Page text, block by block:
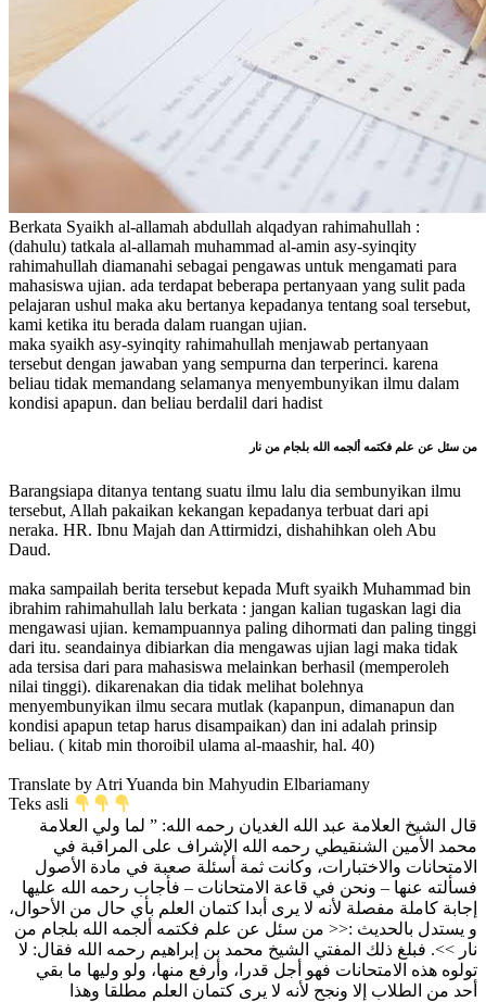
Berkata Syaikh al-allamah abdullah alqadyan rahimahullah :
(dahulu) tatkala al-allamah muhammad al-amin asy-syinqity
rahimahullah diamanahi sebagai pengawas untuk mengamati para
mahasiswa ujian. ada terdapat beberapa pertanyaan yang sulit pada
pelajaran ushul maka aku bertanya kepadanya tentang soal tersebut,
kami ketika itu berada dalam ruangan ujian.
maka syaikh asy-syinqity rahimahullah menjawab pertanyaan
tersebut dengan jawaban yang sempurna dan terperinci. karena
beliau tidak memandang selamanya menyembunyikan ilmu dalam
kondisi apapun. dan beliau berdalil dari hadist
من سئل عن علم فكتمه ألجمه الله بلجام من نار
Barangsiapa ditanya tentang suatu ilmu lalu dia sembunyikan ilmu
tersebut, Allah pakaikan kekangan kepadanya terbuat dari api
neraka. HR. Ibnu Majah dan Attirmidzi, dishahihkan oleh Abu
Daud.
maka sampailah berita tersebut kepada Muft syaikh Muhammad bin
ibrahim rahimahullah lalu berkata : jangan kalian tugaskan lagi dia
mengawasi ujian. kemampuannya paling dihormati dan paling tinggi
dari itu. seandainya dibiarkan dia mengawas ujian lagi maka tidak
ada tersisa dari para mahasiswa melainkan berhasil (memperoleh
nilai tinggi). dikarenakan dia tidak melihat bolehnya
menyembunyikan ilmu secara mutlak (kapanpun, dimanapun dan
kondisi apapun tetap harus disampaikan) dan ini adalah prinsip
beliau. ( kitab min thoroibil ulama al-maashir, hal. 40)
Translate by Atri Yuanda bin Mahyudin Elbariamany
Teks asli
قال الشيخ العلامة عبد الله الغديان رحمه الله: ” لما ولي العلامة
محمد الأمين الشنقيطي رحمه الله الإشراف على المراقبة في
الامتحانات والاختبارات، وكانت ثمة أسئلة صعبة في مادة الأصول
فسألته عنها – ونحن في قاعة الامتحانات – فأجاب رحمه الله عليها
إجابة كاملة مفصلة لأنه لا يرى أبدا كتمان العلم بأي حال من الأحوال،
و يستدل بالحديث :<< من سئل عن علم فكتمه ألجمه الله بلجام من
نار >>. فبلغ ذلك المفتي الشيخ محمد بن إبراهيم رحمه الله فقال: لا
تولوه هذه الامتحانات فهو أجل قدرا، وأرفع منها، ولو وليها ما بقي
أحد من الطلاب إلا ونجح لأنه لا يرى كتمان العلم مطلقا وهذا